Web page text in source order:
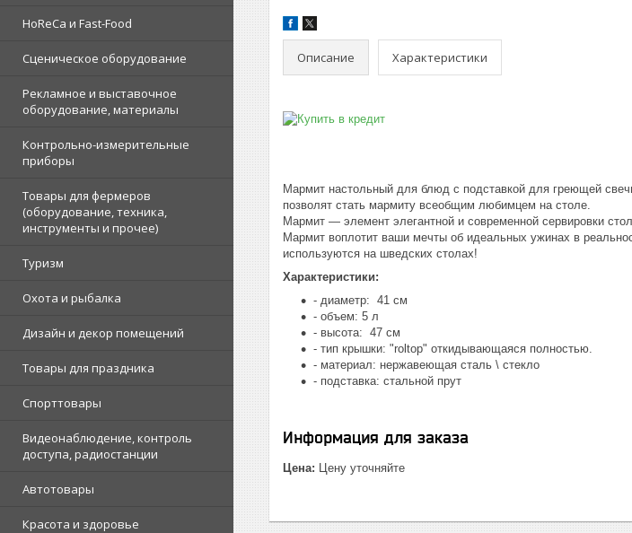
HoReCa и Fast-Food
Сценическое оборудование
Рекламное и выставочное
оборудование, материалы
Контрольно-измерительные
приборы
Товары для фермеров
(оборудование, техника,
инструменты и прочее)
Туризм
Охота и рыбалка
Дизайн и декор помещений
Товары для праздника
Спорттовары
Видеонаблюдение, контроль
доступа, радиостанции
Автотовары
Красота и здоровье
Описание Характеристики
Мармит настольный для блюд с подставкой для греющей
позволят стать мармиту всеобщим любимцем на столе.
Мармит — элемент элегантной и современной сервировки
Мармит воплотит ваши мечты об идеальных ужинах в
используются на шведских столах!
Характеристики:
- диаметр: 41 см
- объем: 5 л
- высота: 47 см
- тип крышки: "roltop" откидывающаяся полностью.
- материал: нержавеющая сталь \ стекло
- подставка: стальной прут
Информация для заказа
Цена: Цену уточняйте